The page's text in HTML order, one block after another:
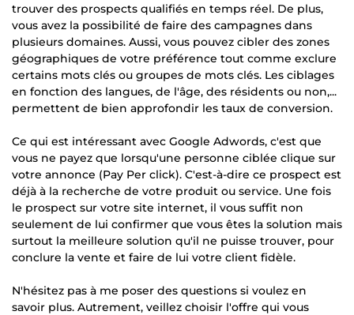
trouver des prospects qualifiés en temps réel. De plus,
vous avez la possibilité de faire des campagnes dans
plusieurs domaines. Aussi, vous pouvez cibler des zones
géographiques de votre préférence tout comme exclure
certains mots clés ou groupes de mots clés. Les ciblages
en fonction des langues, de l'âge, des résidents ou non,...
permettent de bien approfondir les taux de conversion.
Ce qui est intéressant avec Google Adwords, c'est que
vous ne payez que lorsqu'une personne ciblée clique sur
votre annonce (Pay Per click). C'est-à-dire ce prospect est
déjà à la recherche de votre produit ou service. Une fois
le prospect sur votre site internet, il vous suffit non
seulement de lui confirmer que vous êtes la solution mais
surtout la meilleure solution qu'il ne puisse trouver, pour
conclure la vente et faire de lui votre client fidèle.
N'hésitez pas à me poser des questions si voulez en
savoir plus. Autrement, veillez choisir l'offre qui vous